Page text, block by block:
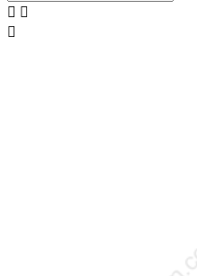
 
